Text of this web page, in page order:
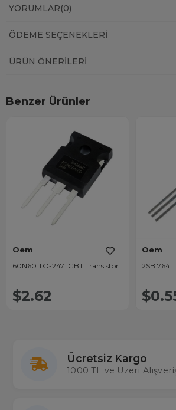
YORUMLAR(0)
ÖDEME SEÇENEKLERI
ÜRÜN ÖNERILERI
Benzer Ürünler
Oem
60N60 TO-247 IGBT Transistör
$2.62
Oem
2SB 764
Ücretsiz Kargo
1000 TL ve Üzeri